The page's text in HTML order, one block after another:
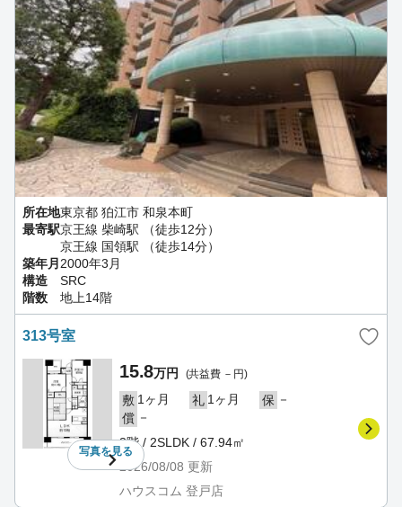
所在地東京都 狛江市 和泉本町
最寄駅京王線 柴崎駅 （徒歩12分）
京王線 国領駅 （徒歩14分）
築年月 2000年3月
構造
SRC
階数
地上14階
313号室
写真を見る
15.8万円 (共益費 －円)
敷 1ヶ月 礼 1ヶ月 保 －
償 －
3階 / 2SLDK / 67.94㎡
2026/08/08 更新
ハウスコム 登戸店